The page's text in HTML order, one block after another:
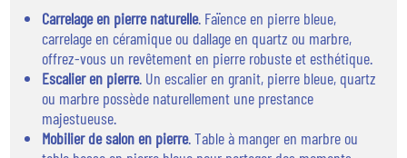
Carrelage en pierre naturelle. Faïence en pierre bleue,
carrelage en céramique ou dallage en quartz ou marbre,
offrez-vous un revêtement en pierre robuste et esthétique.
Escalier en pierre. Un escalier en granit, pierre bleue, quartz
ou marbre possède naturellement une prestance
majestueuse.
Mobilier de salon en pierre. Table à manger en marbre ou